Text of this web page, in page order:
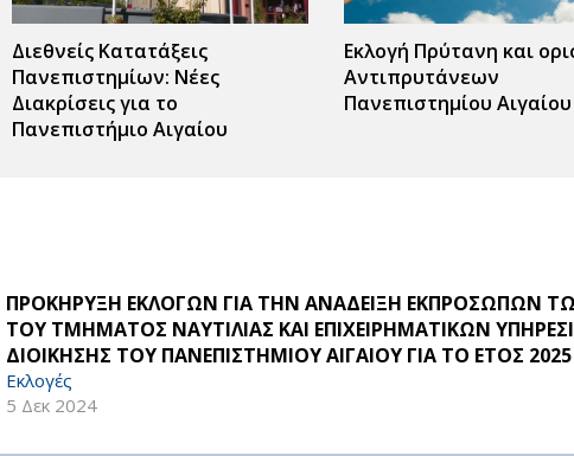
Διεθνείς Κατατάξεις
Πανεπιστημίων: Νέες
Διακρίσεις για το
Πανεπιστήμιο Αιγαίου
Εκλογή Πρύτανη και
Αντιπρυτάνεων
Πανεπιστημίου Αιγαίου
ΠΡΟΚΗΡΥΞΗ ΕΚΛΟΓΩΝ ΓΙΑ ΤΗΝ ΑΝΑΔΕΙΞΗ ΕΚΠΡΟΣΩΠΩΝ
ΤΟΥ ΤΜΗΜΑΤΟΣ ΝΑΥΤΙΛΙΑΣ ΚΑΙ ΕΠΙΧΕΙΡΗΜΑΤΙΚΩΝ
ΔΙΟΙΚΗΣΗΣ ΤΟΥ ΠΑΝΕΠΙΣΤΗΜΙΟΥ ΑΙΓΑΙΟΥ ΓΙΑ ΤΟ ΕΤΟΣ 2025
Εκλογές
5 Δεκ 2024